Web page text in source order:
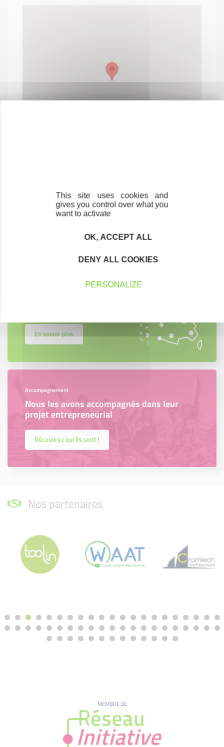
Contactez-nous ! Cliquez ici
En savoir plus
Accompagnement
Nous les avons accompagnés dans leur
projet entrepreneurial
Découvrez qui ils sont !
Nos partenaires
MEMBRE DE
This site uses cookies and
gives you control over what you
want to activate
OK, ACCEPT ALL
DENY ALL COOKIES
PERSONALIZE